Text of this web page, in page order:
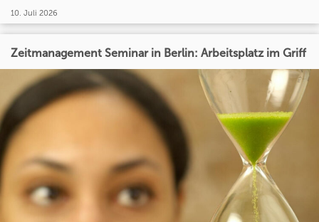
10. Juli 2026
Zeitmanagement Seminar in Berlin: Arbeitsplatz im Griff